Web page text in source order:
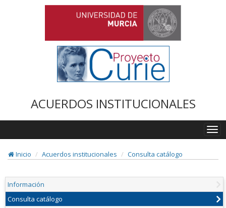
ACUERDOS INSTITUCIONALES
Inicio
Acuerdos institucionales Consulta catálogo
Información
Consulta catálogo